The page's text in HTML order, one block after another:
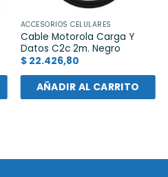
ACCESORIOS CELULARES
Cable Motorola Carga Y
Datos C2c 2m. Negro
$22.426,80
AÑADIR AL CARRITO